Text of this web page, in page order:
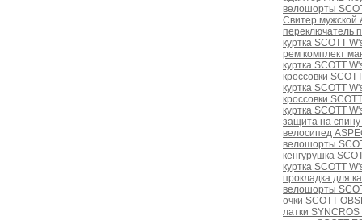
велошорты
Свитер мужской
переключатель
куртка SCOTT
рем комплект
куртка SCOTT
кроссовки
куртка SCOTT
кроссовки
куртка SCOTT
защита на спину
велосипед
велошорты
кенгурушка
куртка SCOTT
прокладка для
велошорты
очки SCOTT
латки